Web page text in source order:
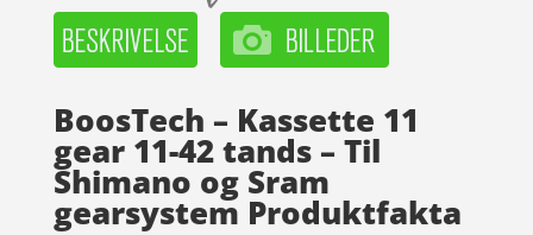
BoosTech – Kassette 11
gear 11-42 tands – Til
Shimano og Sram
gearsystem Produktfakta